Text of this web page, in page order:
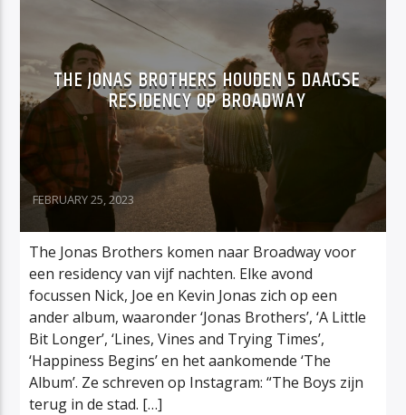
THE JONAS BROTHERS HOUDEN 5 DAAGSE
RESIDENCY OP BROADWAY
FEBRUARY 25, 2023
The Jonas Brothers komen naar Broadway voor
een residency van vijf nachten. Elke avond
focussen Nick, Joe en Kevin Jonas zich op een
ander album, waaronder ‘Jonas Brothers’, ‘A Little
Bit Longer’, ‘Lines, Vines and Trying Times’,
‘Happiness Begins’ en het aankomende ‘The
Album’. Ze schreven op Instagram: “The Boys zijn
terug in de stad. […]